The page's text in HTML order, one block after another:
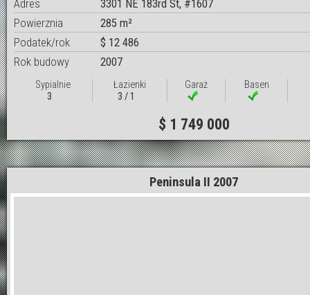
Adres
3301 NE 183rd St, #1607
Powierznia
285 m²
Podatek/rok
$ 12 486
Rok budowy
2007
Sypialnie
3
Łazienki
3 / 1
Garaż Basen
$ 1 749 000
Peninsula II 2007